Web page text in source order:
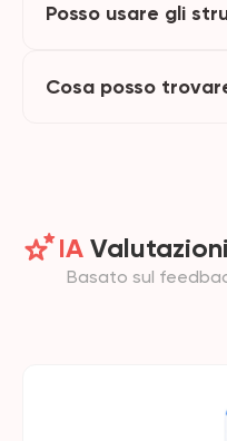
Posso usare gli
Cosa posso
IA Valutazioni
Basato sul